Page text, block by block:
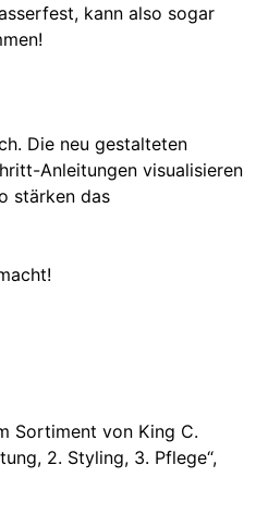
kann also sogar
Die neu gestalteten
Anleitungen visualisieren
stärken das
Sortiment von King C.
2. Styling, 3. Pflege“,